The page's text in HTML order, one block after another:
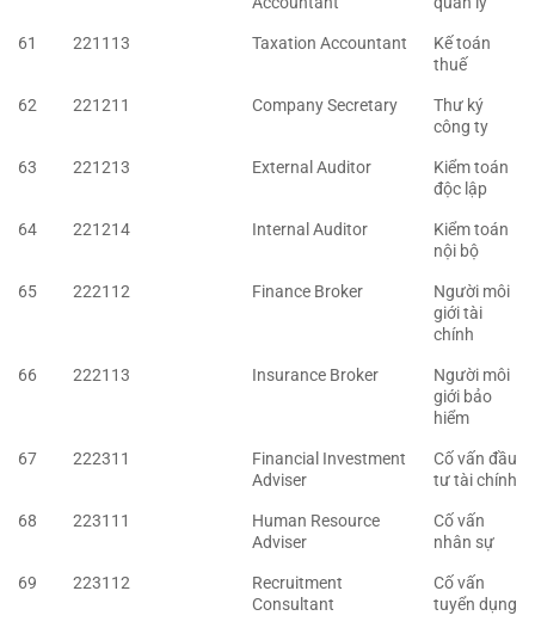
61
221113 Taxation Accountant
Kế toán
thuế
62
221211 Company Secretary
Thư ký
công ty
63
221213 External Auditor
Kiểm toán
độc lập
64
221214 Internal Auditor
Kiểm toán
nội bộ
65
222112 Finance Broker
Người môi
giới tài
chính
66
222113 Insurance Broker
Người môi
giới bảo
hiểm
67
222311
Financial Investment
Adviser
Cố vấn đầu
tư tài chính
68
223111
Human Resource
Adviser
Cố vấn
nhân sự
69
223112
Recruitment
Consultant
Cố vấn
tuyển dụng